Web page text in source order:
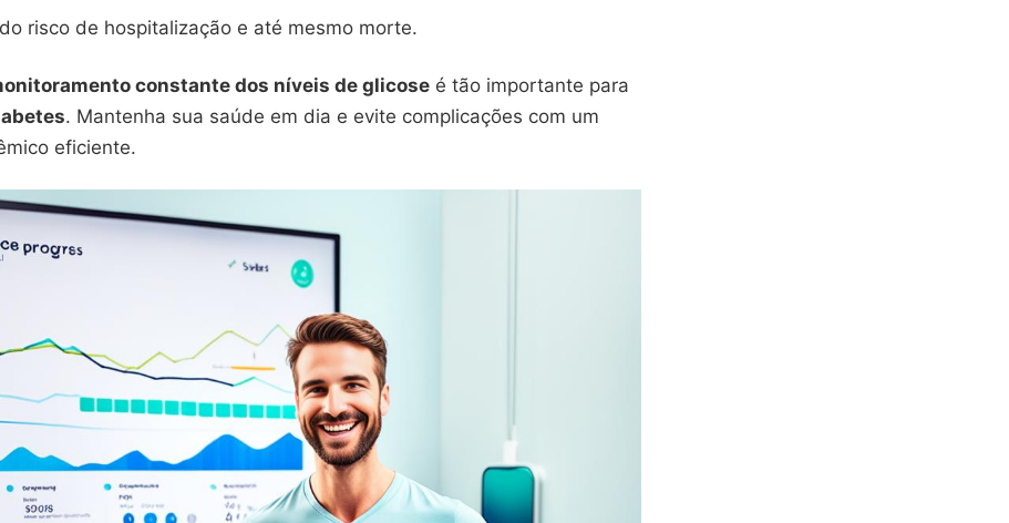
risco de hospitalização e até mesmo morte.
constante dos níveis de glicose é tão importante para
. Mantenha sua saúde em dia e evite complicações com um
eficiente.